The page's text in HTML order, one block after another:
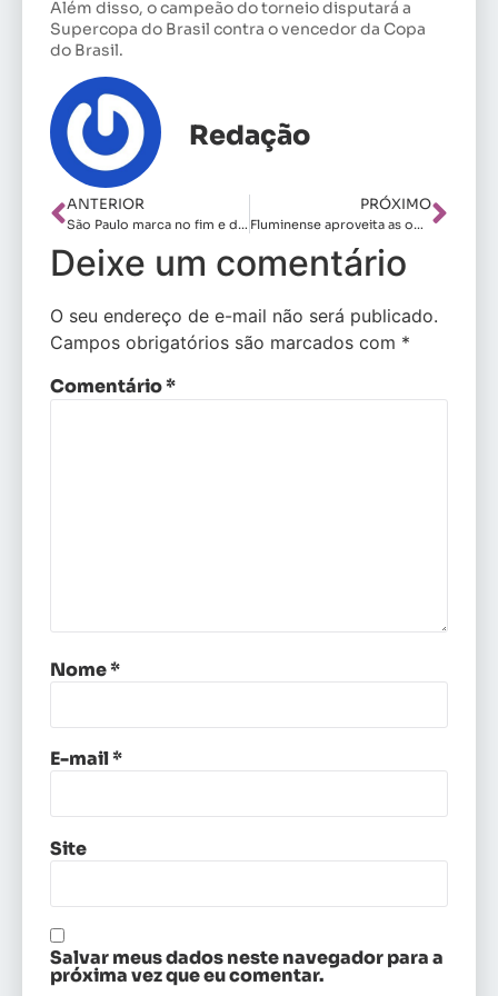
Além disso, o campeão do torneio disputará a
Supercopa do Brasil contra o vencedor da Copa
do Brasil.
Redação
ANTERIOR
São Paulo marca no fim e derrota o Grêmio
PRÓXIMO
Fluminense aproveita as oportunidades e vence o Sport fora de casa
Deixe um comentário
O seu endereço de e-mail não será publicado.
Campos obrigatórios são marcados com *
Comentário*
Nome*
E-mail*
Site
Salvar meus dados neste navegador para a
próxima vez que eu comentar.